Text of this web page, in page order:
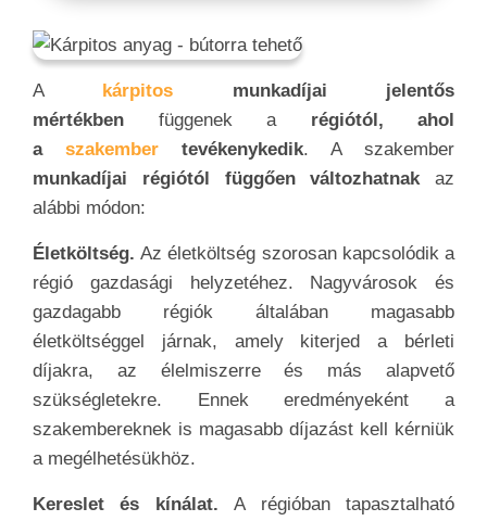
A kárpitos munkadíjai jelentős
mértékben függenek a régiótól, ahol
a szakember tevékenykedik. A szakember
munkadíjai régiótól függően változhatnak az
alábbi módon:
Életköltség.Az életköltség szorosan kapcsolódik a
régió gazdasági helyzetéhez. Nagyvárosok és
gazdagabb régiók általában magasabb
életköltséggel járnak, amely kiterjed a bérleti
díjakra, az élelmiszerre és más alapvető
szükségletekre. Ennek eredményeként a
szakembereknek is magasabb díjazást kell kérniük
a megélhetésükhöz.
Kereslet és kínálat.A régióban tapasztalható